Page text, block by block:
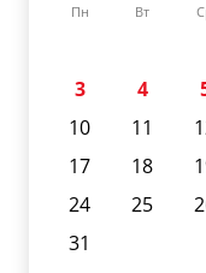
Пн Вт
3
4
10
11
17
18
24
25
31